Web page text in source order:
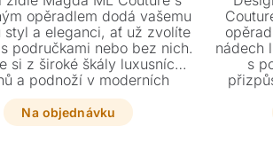
opěradlem dodá vašemu
styl a eleganci, ať už zvolíte
područkami nebo bez nich.
si z široké škály luxusních
a podnoží v moderních
které dokonale sladíte s
židlemi ze stejné kolekce.
Na objednávku
nádech
s